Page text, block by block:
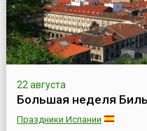
22 августа
Большая неделя
Праздники Испании